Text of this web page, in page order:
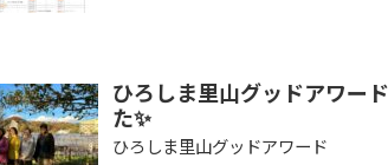
ひろしま里山グッドアワー
た✨
ひろしま里山グッドアワード